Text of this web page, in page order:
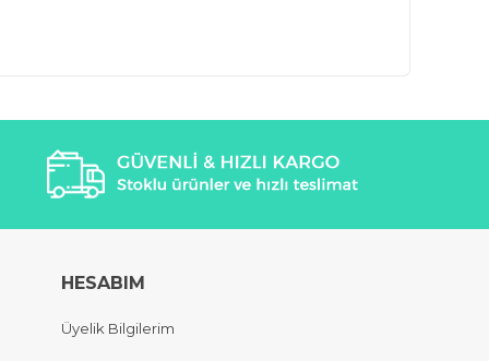
HESABIM
Üyelik Bilgilerim